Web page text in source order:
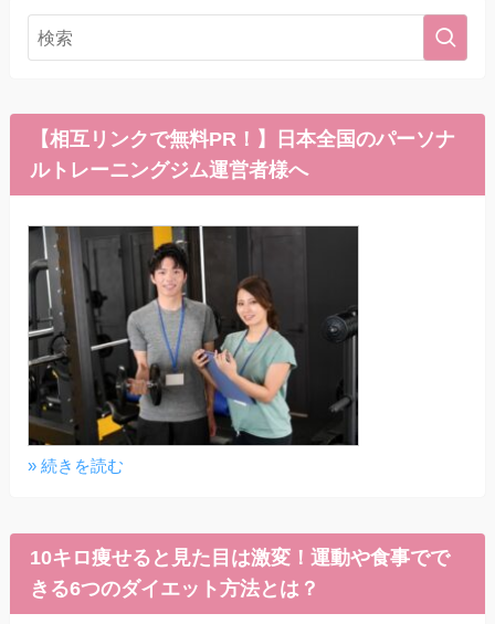
【相互リンクで無料PR！】日本全国のパーソナ
ルトレーニングジム運営者様へ
» 続きを読む
10キロ痩せると見た目は激変！運動や食事でで
きる6つのダイエット方法とは？